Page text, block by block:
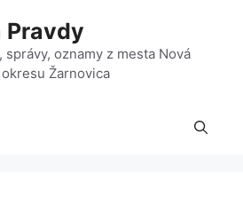
Pravdy
správy, oznamy z mesta Nová
okresu Žarnovica